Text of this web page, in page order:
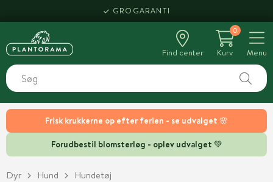
Frisk krukkerne op efter ferien - se udvalget 🌸
Forudbestil blomsterløg - oplev udvalget 💚
GROGARANTI
Find center
0
Kurv
Menu
Dyr Hund Hundetøj